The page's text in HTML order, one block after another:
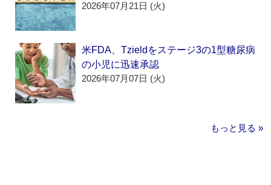
2026年07月21日 (火)
米FDA、Tzieldをステージ3の1型糖尿病
の小児に迅速承認
2026年07月07日 (火)
もっと見る »